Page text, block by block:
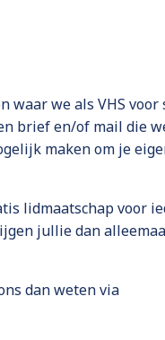
waar we als VHS voor
brief en/of mail die
maken om je
lidmaatschap voor
jullie dan
dan weten via